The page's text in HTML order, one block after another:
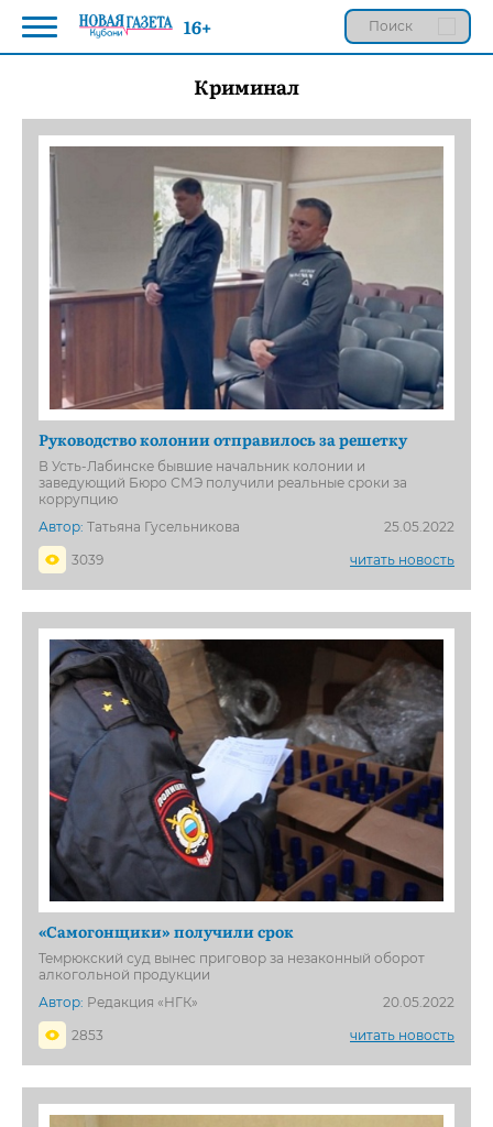
Криминал
Руководство колонии отправилось за решетку
В Усть-Лабинске бывшие начальник колонии и
заведующий Бюро СМЭ получили реальные сроки за
коррупцию
Автор: Татьяна Гусельникова
25.05.2022
3039
читать новость
«Самогонщики» получили срок
Темрюкский суд вынес приговор за незаконный оборот
алкогольной продукции
Автор: Редакция «НГК»
20.05.2022
2853
читать новость
16+